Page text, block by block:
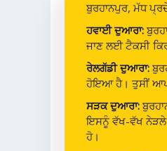
ਬੁਰਹਾਨਪੁਰ, ਮੱਧ
ਹਵਾਈ ਦੁਆਰਾ:
ਜਾਣ ਲਈ ਟੈਕਸੀ
ਰੇਲਗੱਡੀ ਦੁਆਰਾ:
ਹੋਇਆ ਹੈ। ਤੁਸੀਂ
ਸੜਕ ਦੁਆਰਾ:
ਇਸਨੂੰ ਵੱਖ-ਵੱਖ ਨੇੜਲੇ
ਹੋ।